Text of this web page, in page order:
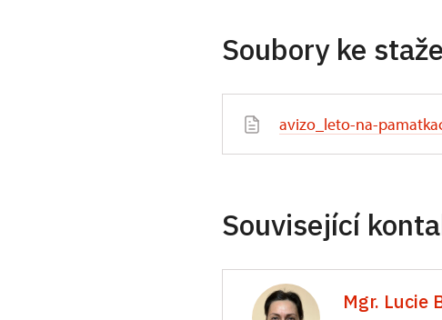
Soubory ke
avizo_leto-na-
Související
Mgr. Lucie